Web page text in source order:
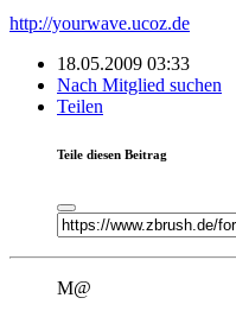
http://yourwave.ucoz.de
18.05.2009 03:33
Nach Mitglied suchen
Teilen
Teile diesen Beitrag
M@